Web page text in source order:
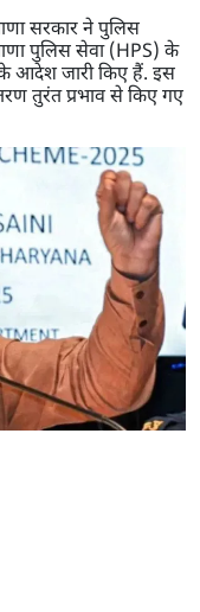
सरकार ने पुलिस
पुलिस सेवा (HPS) के
आदेश जारी किए हैं. इस
तुरंत प्रभाव से किए गए